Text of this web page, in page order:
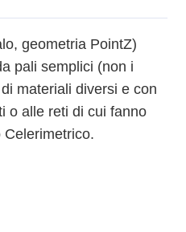
geometria PointZ)
pali semplici (non i
materiali diversi e con
o alle reti di cui fanno